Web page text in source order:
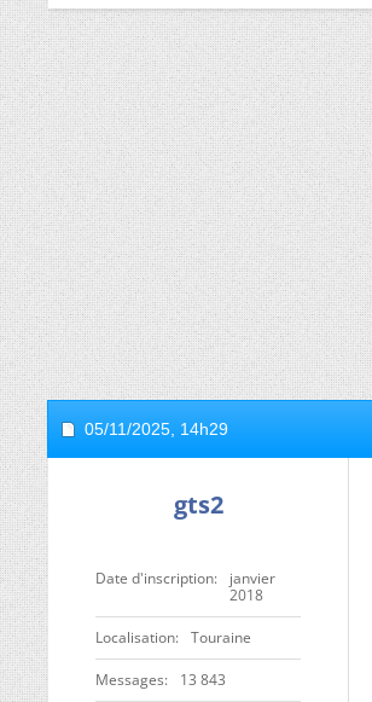
05/11/2025, 14h29
gts2
Date d'inscription
janvier
2018
Localisation Touraine
Messages 13 843